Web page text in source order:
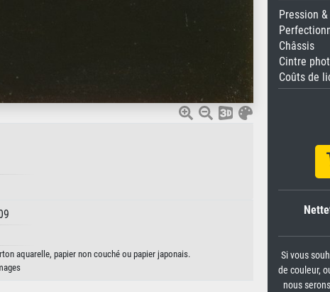
aquarelle, papier non couché ou papier japonais.
Pression
Châssis
Cintre
Coûts de
Si vous
de couleur,
nous